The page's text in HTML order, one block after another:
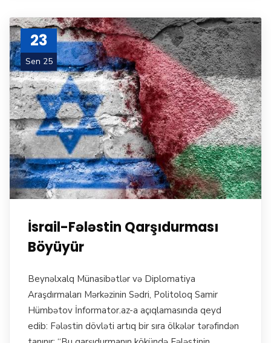
23
Sen 25
İsrail-Fələstin Qarşıdurması
Böyüyür
Beynəlxalq Münasibətlər və Diplomatiya
Araşdırmaları Mərkəzinin Sədri, Politoloq Samir
Hümbətov İnformator.az-a açıqlamasında qeyd
edib: Fələstin dövləti artıq bir sıra ölkələr tərəfindən